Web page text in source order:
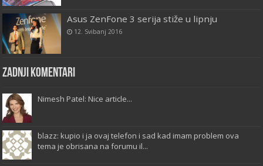
Asus ZenFone 3 serija stiže u lipnju
12. Svibanj 2016
Zadnji komentari
Nimesh Patel: Nice article...
blazz: kupio i ja ovaj telefon i sad kad imam problem ova
tema je obrisana na forumu il...